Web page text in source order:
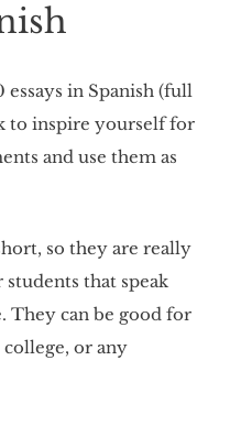
essays in Spanish (full
to inspire yourself for
and use them as
so they are really
students that speak
They can be good for
or any